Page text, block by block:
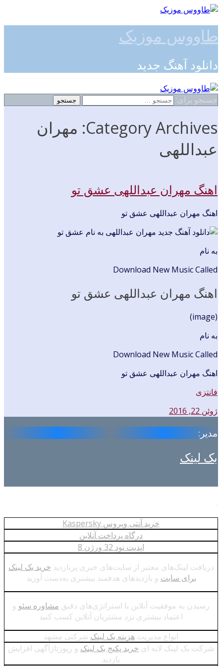
طاووس موزیک
دانلود آهنگ جدید
جستجو برای:
Category Archives: مهران
عبداللهی
اهنگ مهران عبداللهی عشق تو
اهنگ مهران عبداللهی عشق تو
به نام
Download New Music Called
اهنگ مهران عبداللهی عشق تو
(image)
به نام
Download New Music Called
اهنگ مهران عبداللهی عشق تو
فانتزی
ژوئن 22, 2016
مدیر:
بک لینک
.
خرید آنتی ویروس Kaspersky
درگاه پرداخت آنلاین
اپدیت نود 32 ورژن 8
دریافت لینک‌های معتبر از سایت‌های خبری پربازدید خرید بک لینک
برای سایت و بازدیدهای هدفمند بیشتری به‌دست آورید
رسیدن به موفقیت آنلاین با استراتژی‌های دقیق مشاوره سئو و
اعتماد بیشتری نزد مشتریان آنلاین کسب کنید
انواع مدیریت هزینه بک لینک شرکتی مشهد
شرکت بک لینک لایه ای خرید پکیج بک لینک و رپورتاژآگهی افزایش
بازدید